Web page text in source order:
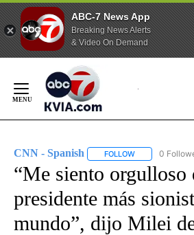
ABC-7 News App
Breaking News Alerts
& Video On Demand
Content
CNN - Spanish FOLLOW FOLLOW "CNN
0
“Me siento orgulloso
presidente más
mundo”, dijo Milei